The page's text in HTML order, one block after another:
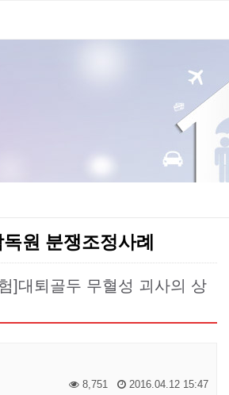
원 분쟁조정사례
]대퇴골두 무혈성 괴사의 상
8,751
2016.04.12 15:47